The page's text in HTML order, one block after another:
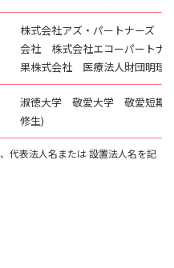
株式会社アズ・パートナーズ
会社 株式会社エコーパートナ
果株式会社 医療法人財団明理
淑徳大学 敬愛大学 敬愛短期
修生)
代表法人名または 設置法人名を記